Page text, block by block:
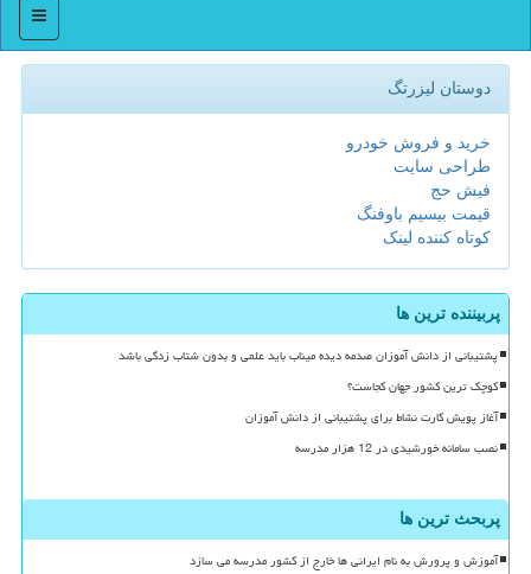
منو
دوستان لیزرتگ
خرید و فروش خودرو
طراحی سایت
فیش حج
قیمت بیسیم باوفنگ
کوتاه کننده لینک
پربیننده ترین ها
پشتیبانی از دانش آموزان صدمه دیده میناب باید علمی و بدون شتاب زدگی باشد
کوچک ترین کشور جهان کجاست؟
آغاز پویش کارت نشاط برای پشتیبانی از دانش آموزان
نصب سامانه خورشیدی در 12 هزار مدرسه
پربحث ترین ها
آموزش و پرورش به نام ایرانی ها خارج از کشور مدرسه می سازد